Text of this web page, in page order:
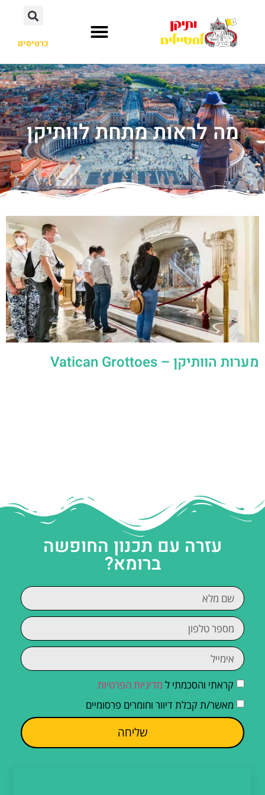
כרטיסים
מה לראות מתחת לוותיקן
מערות הוותיקן – Vatican Grottoes
עזרה עם תכנון החופשה
ברומא?
קראתי והסכמתי ל מדיניות הפרטיות
מאשר/ת קבלת דיוור וחומרים פרסומיים
שליחה